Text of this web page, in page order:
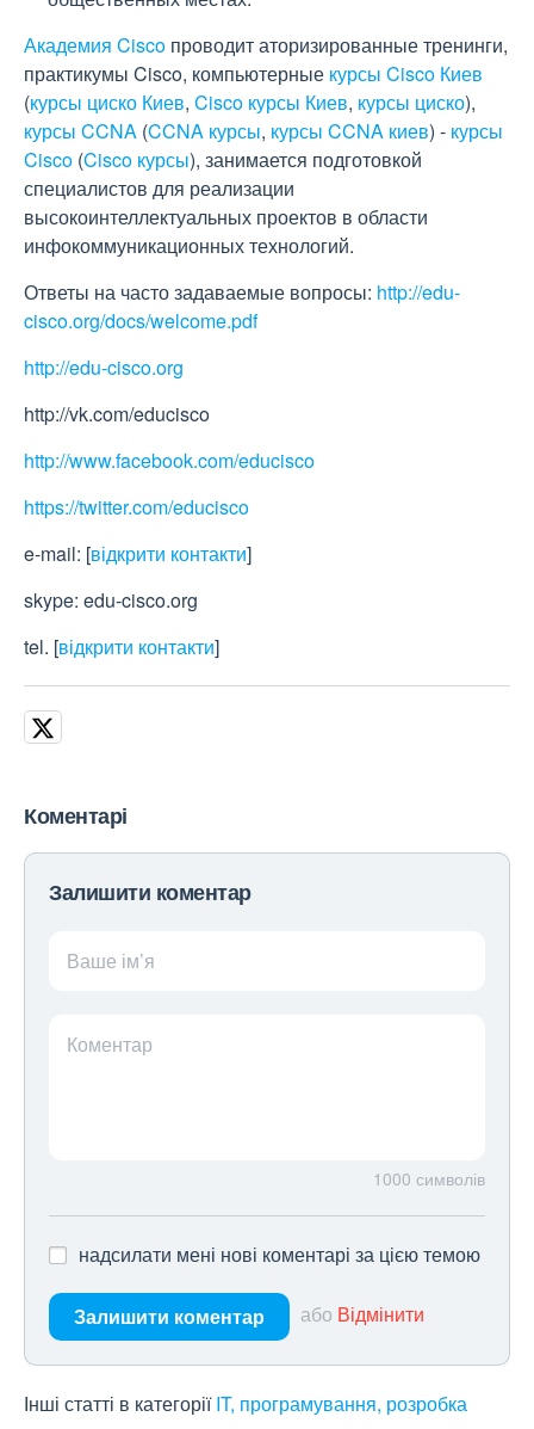
Академия Cisco проводит аторизированные тренинги,
практикумы Cisco, компьютерные курсы Cisco Киев
(курсы циско Киев, Cisco курсы Киев, курсы циско),
курсы CCNA (CCNA курсы, курсы CCNA киев) - курсы
Cisco (Cisco курсы), занимается подготовкой
специалистов для реализации
высокоинтеллектуальных проектов в области
инфокоммуникационных технологий.
Ответы на часто задаваемые вопросы: http://edu-
cisco.org/docs/welcome.pdf
http://edu-cisco.org
http://vk.com/educisco
http://www.facebook.com/educisco
https://twitter.com/educisco
e-mail: [відкрити контакти]
skype: edu-cisco.org
tel. [відкрити контакти]
Коментарі
Залишити коментар
Ваше ім’я
Коментар
1000 символів
надсилати мені нові коментарі за цією темою
Залишити коментар або Відмінити
Інші статті в категорії IT, програмування, розробка